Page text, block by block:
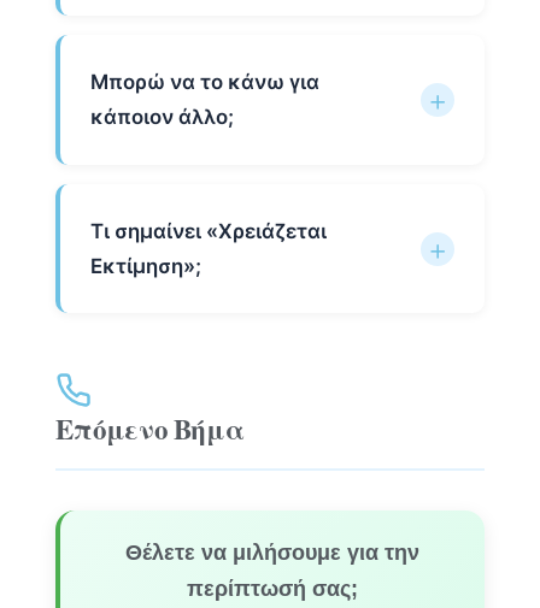
Μπορώ να το κάνω για
κάποιον άλλο;
Τι σημαίνει «Χρειάζεται
Εκτίμηση»;
Επόμενο Βήμα
Θέλετε να μιλήσουμε για την
περίπτωσή σας;